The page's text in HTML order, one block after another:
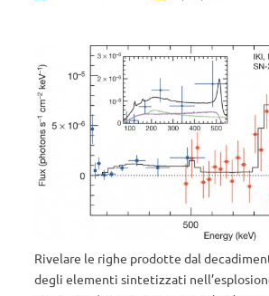
Rivelare le righe prodotte dal
degli elementi sintetizzati